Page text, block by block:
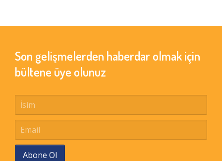
Son gelişmelerden haberdar olmak için
bültene üye olunuz
Abone Ol